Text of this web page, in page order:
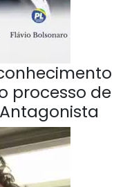
processo de